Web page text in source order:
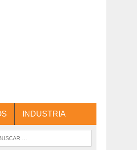
INDUSTRIA